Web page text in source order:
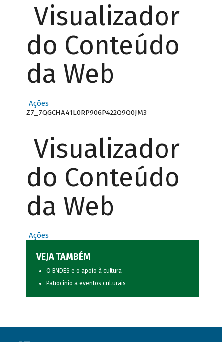
Visualizador
do Conteúdo
da Web
Ações
Z7_7QGCHA41L0RP906P422Q9Q0JM3
Visualizador
do Conteúdo
da Web
Ações
VEJA TAMBÉM
O BNDES e o apoio à cultura
Patrocínio a eventos culturais